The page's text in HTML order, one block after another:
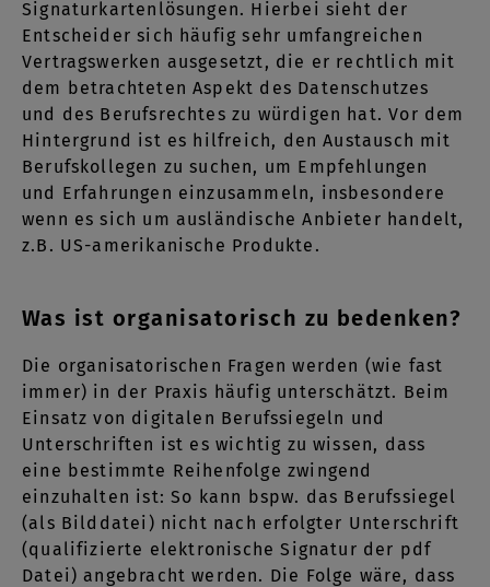
Signaturkartenlösungen. Hierbei sieht der
Entscheider sich häufig sehr umfangreichen
Vertragswerken ausgesetzt, die er rechtlich mit
dem betrachteten Aspekt des Datenschutzes
und des Berufsrechtes zu würdigen hat. Vor dem
Hintergrund ist es hilfreich, den Austausch mit
Berufskollegen zu suchen, um Empfehlungen
und Erfahrungen einzusammeln, insbesondere
wenn es sich um ausländische Anbieter handelt,
z.B. US-amerikanische Produkte.
Was ist organisatorisch zu bedenken?
Die organisatorischen Fragen werden (wie fast
immer) in der Praxis häufig unterschätzt. Beim
Einsatz von digitalen Berufssiegeln und
Unterschriften ist es wichtig zu wissen, dass
eine bestimmte Reihenfolge zwingend
einzuhalten ist: So kann bspw. das Berufssiegel
(als Bilddatei) nicht nach erfolgter Unterschrift
(qualifizierte elektronische Signatur der pdf
Datei) angebracht werden. Die Folge wäre, dass